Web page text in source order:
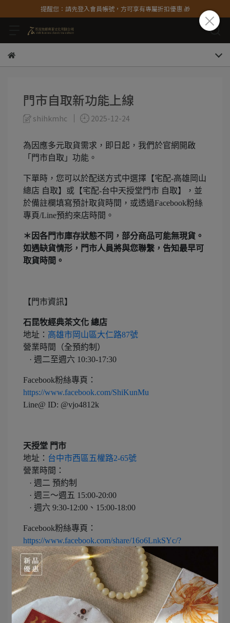
提醒您：請先登入會員帳號，方可享有專屬折扣優惠 🎁
門市自取新功能上線
shihkmhc 2025-12-24
為因應多元取貨需求，即日起，我們於官網開啟
「門市自取」功能。
下單時，您可以於配送方式中選擇【宅配-高雄岡山
總店 自取】或【宅配-台中天授堂門市 自取】，並
於備註欄填寫預計取貨時間，或透過Facebook粉絲
專頁/Line預約來店時間。
＊因各門市庫存狀態不同，部分商品可能無現貨。
如遇缺貨情形，門市人員將與您聯繫，告知最早可
取貨時間。
【門市資訊】
石昆牧經典茶文化 總店
地址： 高雄市岡山區大仁路87號
營業時間（全預約制）
· 週二至週六 10:30-17:30
Facebook粉絲專頁：
https://www.facebook.com/ShiKunMu
Line@ ID: @vjo4812k
天授堂 門市
地址： 台中市西區五權路2-65號
營業時間：
· 週二 預約制
· 週三～週五 15:00-20:00
· 週六 9:30-12:00、15:00-18:00
Facebook粉絲專頁：
https://www.facebook.com/share/16o6LnkSYc/?
mibextid=wwXIfr
Line ID: ts9887